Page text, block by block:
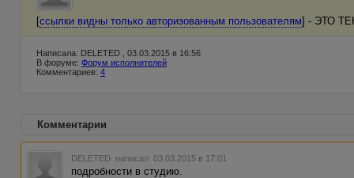
[ссылки видны только авторизованным пользователям] - ЭТО
Написала: DELETED , 03.03.2015 в 16:56
В форуме: Форум исполнителей
Комментариев: 4
Комментарии
DELETED написал 03.03.2015 в 17:01
подробности в студию.